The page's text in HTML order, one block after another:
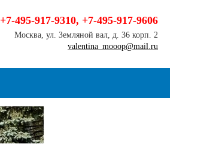
+7-495-917-9310, +7-495-917-9606
Москва, ул. Земляной вал, д. 36 корп. 2
valentina_mooop@mail.ru